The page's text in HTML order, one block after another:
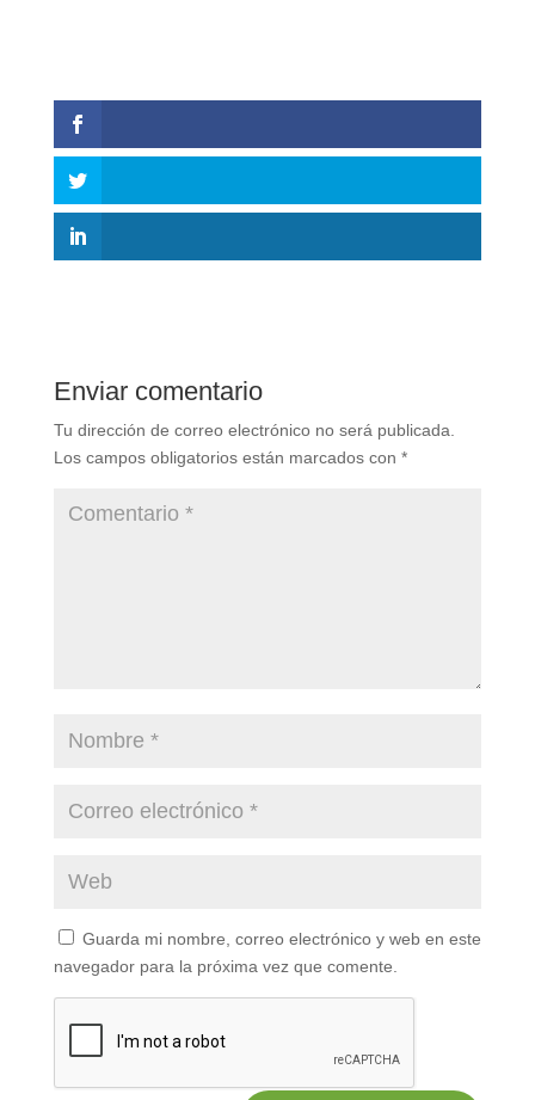
Enviar comentario
Tu dirección de correo electrónico no será publicada.
Los campos obligatorios están marcados con *
Guarda mi nombre, correo electrónico y web en este
navegador para la próxima vez que comente.